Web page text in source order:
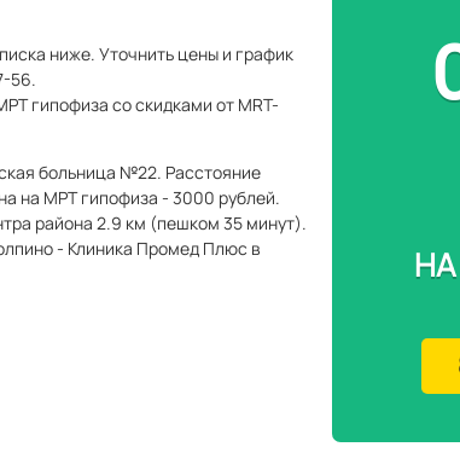
ниже. Уточнить цены и график
56.
гипофиза со скидками от MRT-
больница №22. Расстояние
на МРТ гипофиза - 3000 рублей.
района 2.9 км (пешком 35 минут).
- Клиника Промед Плюс в